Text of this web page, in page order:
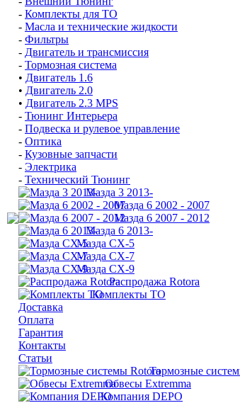
- Комплекты для ТО
- Масла и технические жидкости
- Фильтры
- Двигатель и трансмиссия
- Тормозная система
• Двигатель 1.6
• Двигатель 2.0
• Двигатель 2.3 MPS
- Тюнинг Интерьера
- Подвеска и рулевое управление
- Оптика
- Кузовные запчасти
- Электрика
- Технический Тюнинг
Мазда 3 2013-
Мазда 6 2002 - 2007
Мазда 6 2007 - 2012
Мазда 6 2013-
Мазда CX-5
Мазда CX-7
Мазда СХ-9
Распродажа Rotora
Комплекты ТО
Доставка
Оплата
Гарантия
Контакты
Статьи
Тормозные
Обвесы Extremma
Компания DEPO